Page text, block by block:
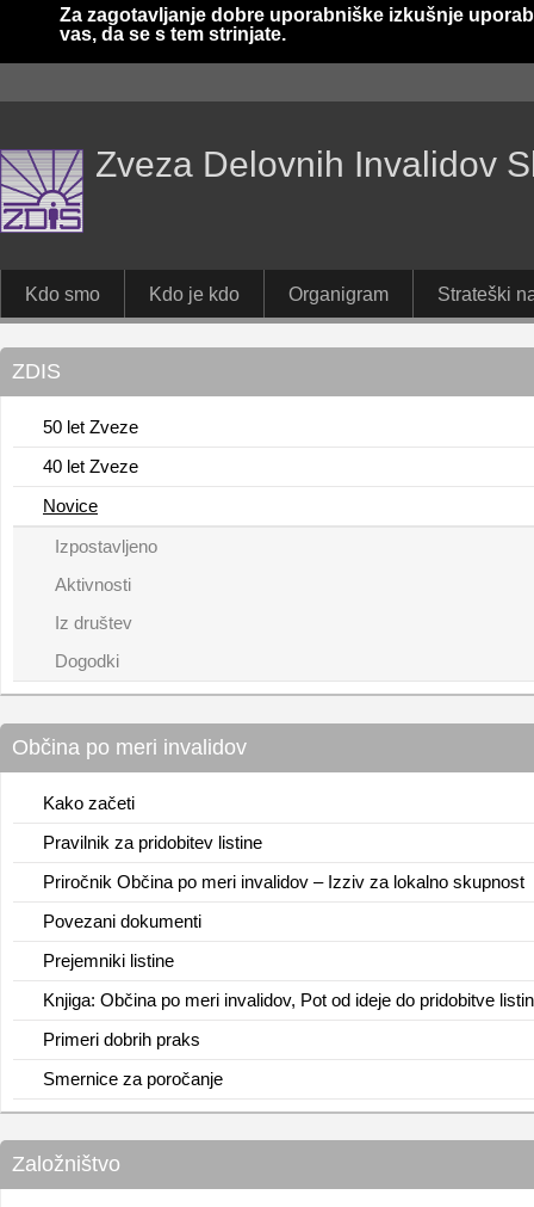
Za zagotavljanje dobre uporabniške izkušnje
vas, da se s tem strinjate.
Zveza Delovnih Invalidov
Kdo smo Kdo je kdo Organigram Strateški
ZDIS
50 let Zveze
40 let Zveze
Novice
Izpostavljeno
Aktivnosti
Iz društev
Dogodki
Občina po meri invalidov
Kako začeti
Pravilnik za pridobitev listine
Priročnik Občina po meri invalidov – Izziv za lokalno skupnost
Povezani dokumenti
Prejemniki listine
Knjiga: Občina po meri invalidov, Pot od ideje do pridobitve
Primeri dobrih praks
Smernice za poročanje
Založništvo